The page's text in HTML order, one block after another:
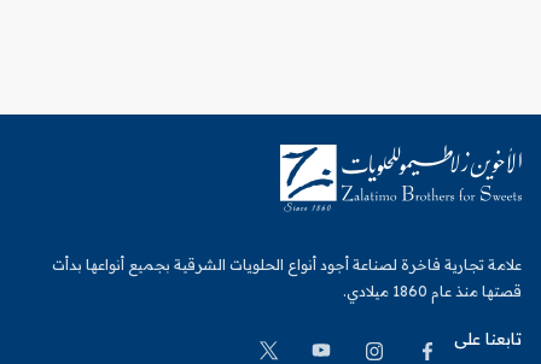
علامة تجارية فاخرة لصناعة أجود أنواع الحلويات الشرقية بجميع أنواعها بدأت
قصتها منذ عام 1860 ميلادي.
تابعنا على